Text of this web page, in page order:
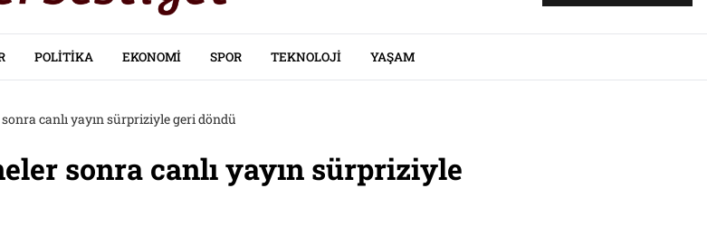
POLITIKA EKONOMI SPOR TEKNOLOJI YAŞAM
canlı yayın sürpriziyle geri döndü
sonra canlı yayın sürpriziyle